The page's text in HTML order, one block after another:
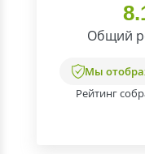
Общий
Мы
Рейтинг